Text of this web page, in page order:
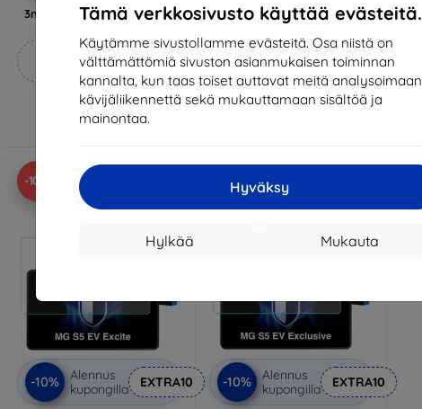
Tämä verkkosivusto käyttää evästeitä.
Käytämme sivustollamme evästeitä. Osa niistä on
välttämättömiä sivuston asianmukaisen toiminnan
kannalta, kun taas toiset auttavat meitä analysoimaan
kävijäliikennettä sekä mukauttamaan sisältöä ja
mainontaa.
Hyväksy
Mukauta
Hylkää
3mk Anti-Shock protective
glass
Mittojen mukaan
valmistettu
18,90 €
17,01 €
3mk Pure Matt protective
glass
Mittojen mukaan
valmistettu
14,90 €
-10%
-10%
Alennus
kupongilla
EXTRA10
-10%
-10%
Alennus
kupongilla
EXTRA10